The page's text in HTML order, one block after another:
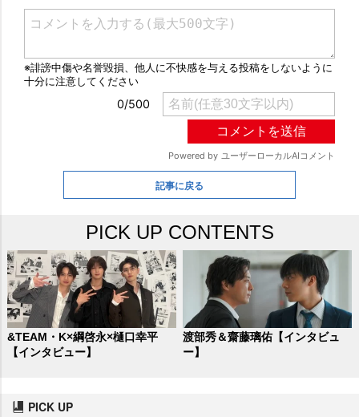
記事に戻る
PICK UP CONTENTS
&TEAM・K×綱啓永×樋口幸平
【インタビュー】
渡部秀＆齋藤璃佑【インタビュ
ー】
PICK UP